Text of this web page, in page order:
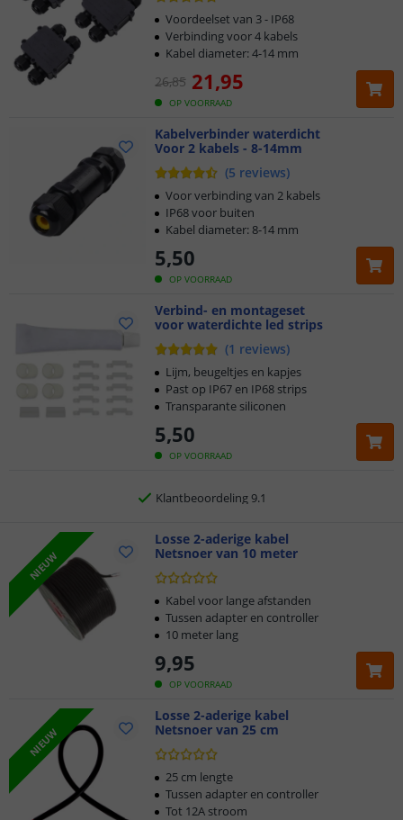
OP VOORRAAD
26,85 21,95
Voordeelset van 3 - IP68
Verbinding voor 4 kabels
Kabel diameter: 4-14 mm
Kabelverbinder waterdicht
Voor 2 kabels - 8-14mm
(5 reviews)
OP VOORRAAD
5,50
Voor verbinding van 2 kabels
IP68 voor buiten
Kabel diameter: 8-14 mm
Verbind- en montageset
voor waterdichte led strips
(1 reviews)
OP VOORRAAD
5,50
Lijm, beugeltjes en kapjes
Past op IP67 en IP68 strips
Transparante siliconen
Klantbeoordeling 9.1
Voor 23:45 uur besteld,morgen in huis
5 jaar garantie
Gratis verzending vanaf € 20,-
Klantbeoordeling 9.1
Voor 23:45 uur besteld,morgen in huis
NIEUW
Losse 2-aderige kabel
Netsnoer van 10 meter
OP VOORRAAD
9,95
Kabel voor lange afstanden
Tussen adapter en controller
10 meter lang
NIEUW
Losse 2-aderige kabel
Netsnoer van 25 cm
25 cm lengte
Tussen adapter en controller
Tot 12A stroom